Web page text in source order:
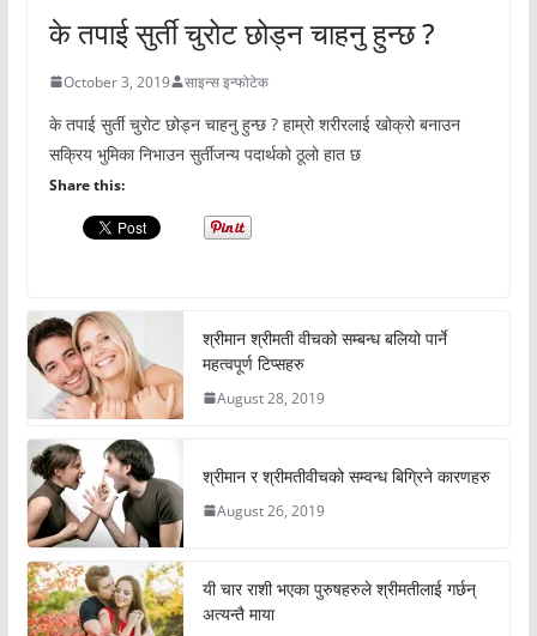
के तपाई सुर्ती चुरोट छोड्न चाहनु हुन्छ ?
October 3, 2019 साइन्स इन्फोटेक
के तपाई सुर्ती चुरोट छोड्न चाहनु हुन्छ ? हाम्रो शरीरलाई खोक्रो बनाउन
सक्रिय भुमिका निभाउन सुर्तीजन्य पदार्थको ठूलो हात छ
Share this:
श्रीमान श्रीमती वीचको सम्बन्ध बलियो पार्ने
महत्वपूर्ण टिप्सहरु
August 28, 2019
श्रीमान र श्रीमतीवीचको सम्वन्ध बिग्रिने कारणहरु
August 26, 2019
यी चार राशी भएका पुरुषहरुले श्रीमतीलाई गर्छन्
अत्यन्तै माया